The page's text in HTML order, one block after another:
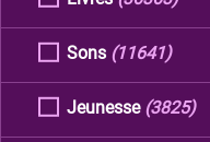
Sons (11641)
Jeunesse (3825)